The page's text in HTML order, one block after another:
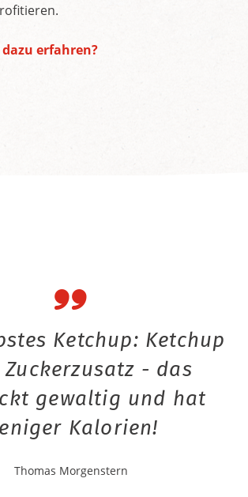
erfahren?
Ketchup: Ketchup
- das
gewaltig und hat
Kalorien!
Thomas Morgenstern